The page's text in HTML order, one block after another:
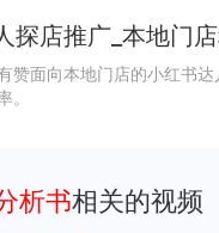
探店推广_本地门
赞面向本地门店的小红书
。
析书相关的视频